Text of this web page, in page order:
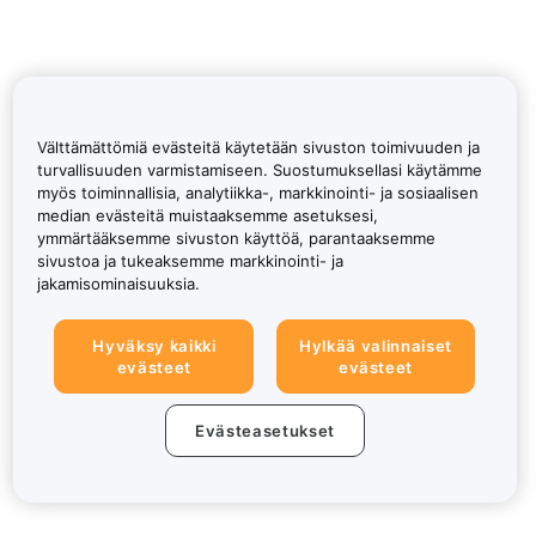
Välttämättömiä evästeitä käytetään sivuston toimivuuden ja
turvallisuuden varmistamiseen. Suostumuksellasi käytämme
myös toiminnallisia, analytiikka-, markkinointi- ja sosiaalisen
median evästeitä muistaaksemme asetuksesi,
ymmärtääksemme sivuston käyttöä, parantaaksemme
sivustoa ja tukeaksemme markkinointi- ja
jakamisominaisuuksia.
Hyväksy kaikki
evästeet
Hylkää valinnaiset
evästeet
Evästeasetukset